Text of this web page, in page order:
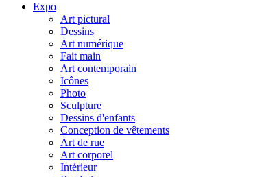
Expo
Art pictural
Dessins
Art numérique
Fait main
Art contemporain
Icônes
Photo
Sculpture
Dessins d'enfants
Conception de vêtements
Art de rue
Art corporel
Intérieur